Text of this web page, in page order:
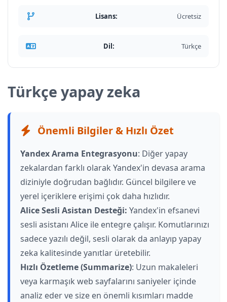
Lisans: Ücretsiz
Dil: Türkçe
Türkçe yapay zeka
Önemli Bilgiler & Hızlı Özet
Yandex Arama Entegrasyonu: Diğer yapay
zekalardan farklı olarak Yandex'in devasa arama
diziniyle doğrudan bağlıdır. Güncel bilgilere ve
yerel içeriklere erişimi çok daha hızlıdır.
Alice Sesli Asistan Desteği: Yandex'in efsanevi
sesli asistanı Alice ile entegre çalışır. Komutlarınızı
sadece yazılı değil, sesli olarak da anlayıp yapay
zeka kalitesinde yanıtlar üretebilir.
Hızlı Özetleme (Summarize): Uzun makaleleri
veya karmaşık web sayfalarını saniyeler içinde
analiz eder ve size en önemli kısımları madde